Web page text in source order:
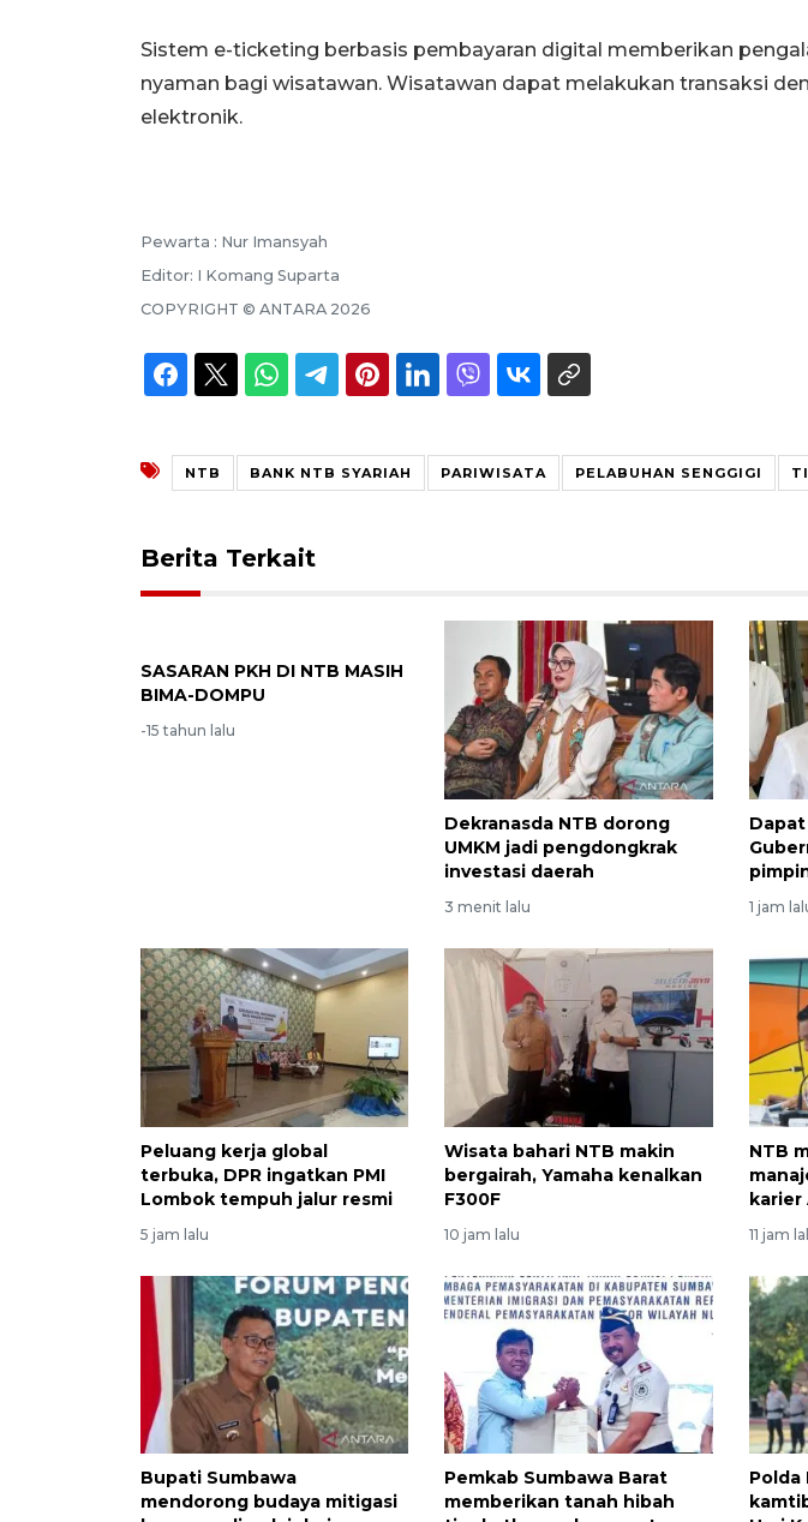
Sistem e-ticketing berbasis pembayaran digital memberikan
nyaman bagi wisatawan. Wisatawan dapat melakukan transaksi
elektronik.
Pewarta : Nur Imansyah
Editor: I Komang Suparta
COPYRIGHT © ANTARA 2026
NTB BANK NTB SYARIAH PARIWISATA PELABUHAN SENGGIGI
Berita Terkait
SASARAN PKH DI NTB MASIH
BIMA-DOMPU
-15 tahun lalu
Dekranasda NTB dorong
UMKM jadi pengdongkrak
investasi daerah
3 menit lalu 1 jam
Peluang kerja global
terbuka, DPR ingatkan PMI
Lombok tempuh jalur resmi
5 jam lalu
Wisata bahari NTB makin
bergairah, Yamaha kenalkan
F300F
10 jam lalu
NTB
karier
11 jam
Bupati Sumbawa
mendorong budaya mitigasi
Pemkab Sumbawa Barat
memberikan tanah hibah
10 March 2026
Ekspedisi
2026